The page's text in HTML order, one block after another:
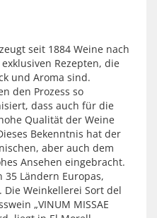
seit 1884 Weine nach
Rezepten, die
und Aroma sind.
den Prozess so
dass auch für die
Qualität der Weine
Bekenntnis hat der
aber auch dem
Ansehen eingebracht.
Ländern Europas,
Die Weinkellerei Sort del
„VINUM MISSAE